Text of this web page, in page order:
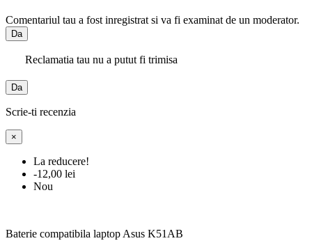
Comentariul tau a fost inregistrat si va fi examinat de un moderator.
Da
Reclamatia tau nu a putut fi trimisa
Da
Scrie-ti recenzia
×
La reducere!
-12,00 lei
Nou
Baterie compatibila laptop Asus K51AB